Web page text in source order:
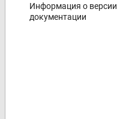
Информация о версии
документации